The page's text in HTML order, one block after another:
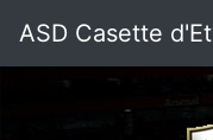
ASD Casette